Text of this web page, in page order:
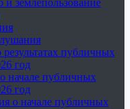
и землепользование
публичных
год
начале публичных
год
о начале публичных